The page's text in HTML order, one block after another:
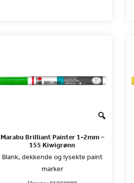
Marabu Brilliant Painter 1-2mm –
155 Kiwigrønn
Blank, dekkende og lysekte paint
marker